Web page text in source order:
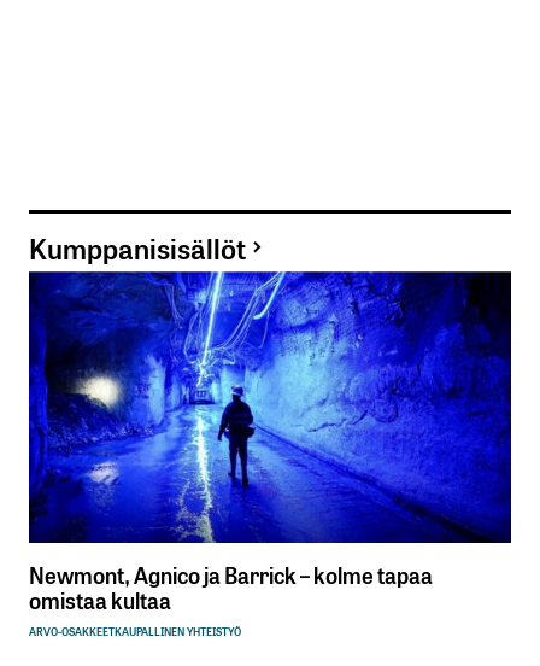
Kumppanisisällöt
Newmont, Agnico ja Barrick – kolme tapaa
omistaa kultaa
ARVO-OSAKKEETKAUPALLINEN YHTEISTYÖ